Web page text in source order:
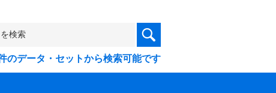
のデータ・セットから検索可能です